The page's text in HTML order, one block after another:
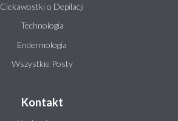
Ciekawostki o Depilacji
Technologia
Endermologia
Wszystkie Posty
Kontakt